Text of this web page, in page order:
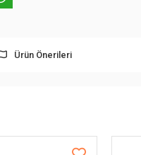
Ürün Önerileri